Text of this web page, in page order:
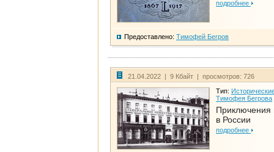
подробнее
Предоставлено: Тимофей Бегров
21.04.2022 | 9 Кбайт | просмотров: 726
Тип:
Тимофея Бегрова
Приключения
в России
подробнее